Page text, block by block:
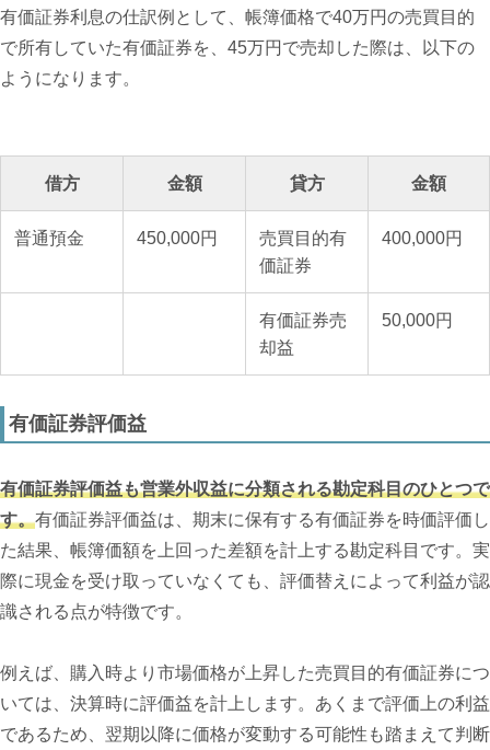
有価証券利息の仕訳例として、帳簿価格で40万円の売買目的
で所有していた有価証券を、45万円で売却した際は、以下の
ようになります。
借方 金額 貸方 金額
普通預金 450,000円
売買目的有
価証券
400,000円
有価証券売
却益
50,000円
有価証券評価益
有価証券評価益も営業外収益に分類される勘定科目のひとつで
す。有価証券評価益は、期末に保有する有価証券を時価評価し
た結果、帳簿価額を上回った差額を計上する勘定科目です。実
際に現金を受け取っていなくても、評価替えによって利益が認
識される点が特徴です。
例えば、購入時より市場価格が上昇した売買目的有価証券につ
いては、決算時に評価益を計上します。あくまで評価上の利益
であるため、翌期以降に価格が変動する可能性も踏まえて判断